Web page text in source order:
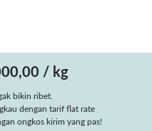
/ kg
bikin ribet.
dengan tarif flat rate
ongkos kirim yang pas!